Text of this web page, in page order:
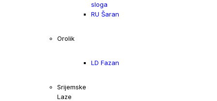
sloga
RU Šaran
Orolik
LD Fazan
Srijemske
Laze